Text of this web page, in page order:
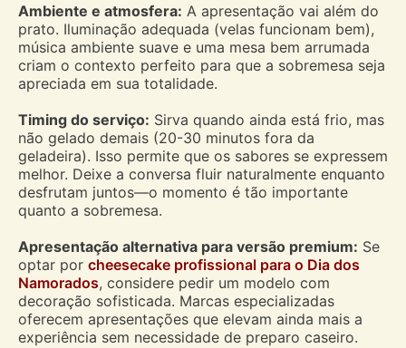
Ambiente e atmosfera: A apresentação vai além do
prato. Iluminação adequada (velas funcionam bem),
música ambiente suave e uma mesa bem arrumada
criam o contexto perfeito para que a sobremesa seja
apreciada em sua totalidade.
Timing do serviço: Sirva quando ainda está frio, mas
não gelado demais (20-30 minutos fora da
geladeira). Isso permite que os sabores se expressem
melhor. Deixe a conversa fluir naturalmente enquanto
desfrutam juntos—o momento é tão importante
quanto a sobremesa.
Apresentação alternativa para versão premium: Se
optar por cheesecake profissional para o Dia dos
Namorados, considere pedir um modelo com
decoração sofisticada. Marcas especializadas
oferecem apresentações que elevam ainda mais a
experiência sem necessidade de preparo caseiro.